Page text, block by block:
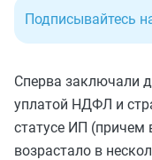
Подписывайтесь
Сперва заключали
уплатой НДФЛ и
статусе ИП (причем
возрастало в